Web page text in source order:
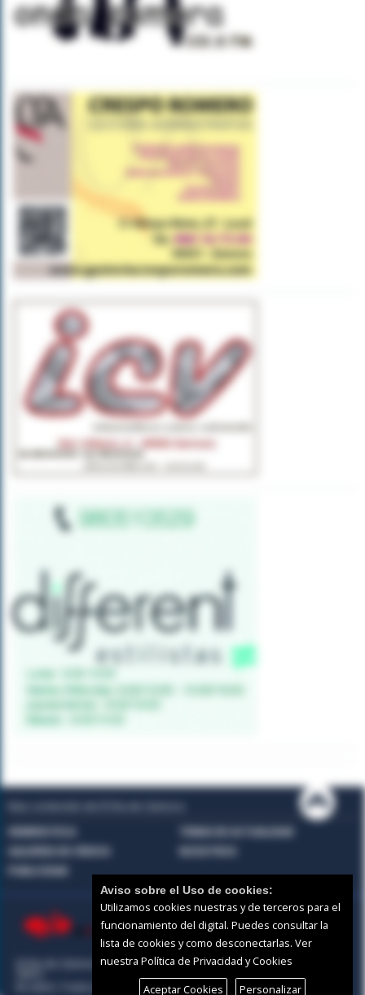
TEMAS DE ACTUALIDAD
El Día de Zamora |Términos de uso |Protección de
© 2026 | Todos los derechos reservados
Aviso sobre el Uso de cookies:
Utilizamos cookies nuestras y de terceros para el
funcionamiento del digital. Puedes consultar la
lista de cookies y como desconectarlas. Ver
nuestra Política de Privacidad y Cookies
Aceptar Cookies
Personalizar